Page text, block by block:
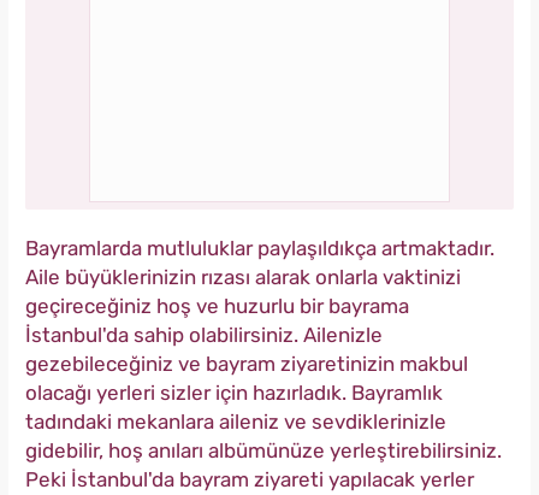
Bayramlarda mutluluklar paylaşıldıkça artmaktadır.
Aile büyüklerinizin rızası alarak onlarla vaktinizi
geçireceğiniz hoş ve huzurlu bir bayrama
İstanbul'da sahip olabilirsiniz. Ailenizle
gezebileceğiniz ve bayram ziyaretinizin makbul
olacağı yerleri sizler için hazırladık. Bayramlık
tadındaki mekanlara aileniz ve sevdiklerinizle
gidebilir, hoş anıları albümünüze yerleştirebilirsiniz.
Peki İstanbul'da bayram ziyareti yapılacak yerler